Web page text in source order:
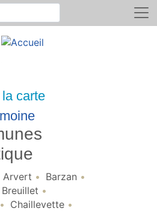
site
Arvert
Barzan
Breuillet
Chaillevette